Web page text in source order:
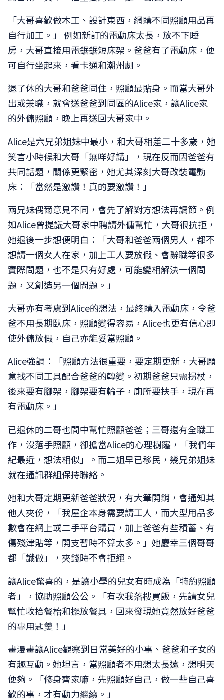
「大哥喜歡做木工、設計東西，網購不同照顧用品再
自行加工。」 例如新訂的電動床太長，放不下睡
房，大哥直接用電鋸鋸短床架。爸爸有了電動床，便
可自行坐起來，看卡通和潮州劇。
退了休的大哥和爸爸同住，照顧最貼身。而當大哥外
出或兼職，就會送爸爸到同區的Alice家，讓Alice家
的外傭照顧，晚上再送回大哥家中。
Alice是六兄弟姐妹中最小，和大哥相差二十多歲，她
笑言小時候和大哥「無咩好講」，現在反而因爸爸有
共同話題，關係更緊密，她尤其深刻大哥改裝電動
床：「當然是激讚！真的要激讚！」
兩兄妹偶爾意見不同，會先了解對方想法再調節。例
如Alice曾提議大哥家中聘請外傭幫忙，大哥很抗拒，
她退後一步想便明白：「大哥和爸爸兩個男人，都不
想請一個女人在家，加上工人要放假、會辭職等很多
實際問題，也不是只有好處，可能變相解決一個問
題，又創造另一個問題。」
大哥亦有考慮到Alice的想法，最終購入電動床，令爸
爸不用長期臥床，照顧變得容易，Alice也更有信心即
使外傭放假，自己亦能妥當照顧。
Alice強調：「照顧方法很重要，要定期更新，大哥願
意找不同工具配合爸爸的轉變。初期爸爸只需拐杖，
後來要有腳架，腳架要有輪子，廁所要扶手，現在再
有電動床。」
已退休的二哥也間中幫忙照顧爸爸；三哥還有全職工
作，沒落手照顧，卻擔當Alice的心理樹窿，「我們年
紀最近，想法相似」。而二姐早已移民，幾兄弟姐妹
就在通訊群組保持聯絡。
她和大哥定期更新爸爸狀況，有大筆開銷，會通知其
他人夾份，「我屋企本身需要請工人，而大型用品多
數會在網上或二手平台購買，加上爸爸有些積蓄、有
傷殘津貼等，開支暫時不算太多。」她慶幸三個哥哥
都「識做」，夾錢時不會拒絕。
讓Alice驚喜的，是讀小學的兒女有時成為「特約照顧
者」，協助照顧公公。「有次我落樓買飯，先請女兒
幫忙收拾餐枱和擺放餐具，回來發現她竟然放好爸爸
的專用匙羹！」
畫漫畫讓Alice觀察到日常美好的小事、爸爸和子女的
有趣互動。她坦言，當照顧者不用想太長遠，想明天
便夠。「修身齊家嘛，先照顧好自己，做一些自己喜
歡的事，才有動力繼續。」